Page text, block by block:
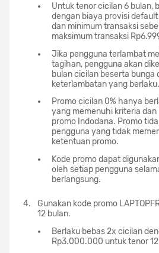
Untuk tenor cicilan 6 bulan,
dengan biaya provisi
dan minimum transaksi
maksimum transaksi
Jika pengguna terlambat
tagihan, pengguna akan
bulan cicilan beserta bunga
keterlambatan yang berlaku.
Promo cicilan 0% hanya
yang memenuhi kriteria
promo Indodana. Promo
pengguna yang tidak
ketentuan promo.
Kode promo dapat
oleh setiap pengguna
berlangsung.
Gunakan kode promo
12 bulan.
Berlaku bebas 2x cicilan
Rp3.000.000 untuk tenor